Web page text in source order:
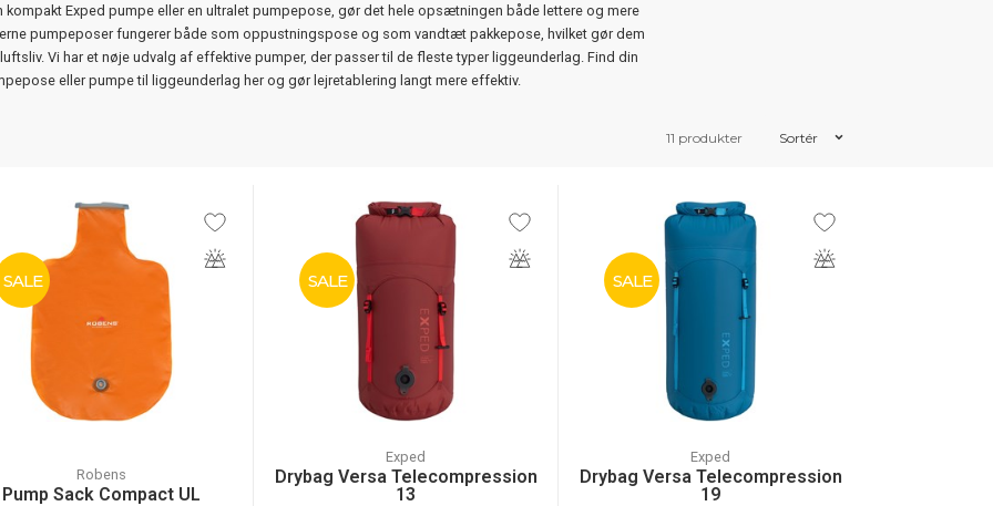
Exped pumpe eller en ultralet pumpepose, gør det hele opsætningen både lettere og mere
pumpeposer fungerer både som oppustningspose og som vandtæt pakkepose, hvilket gør dem
Vi har et nøje udvalg af effektive pumper, der passer til de fleste typer liggeunderlag. Find din
eller pumpe til liggeunderlag her og gør lejretablering langt mere effektiv.
11 produkter Sortér
SALE
Robens
Pump Sack Compact UL
SALE
Exped
Drybag Versa Telecompression
13
SALE
Exped
Drybag Versa Telecompression
19